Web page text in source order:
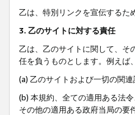
乙は、特別リンクを宣伝するた
3. 乙のサイトに対する責任
乙は、乙のサイトに関して、そ
任を負うものとします。例えば
(a) 乙のサイトおよび一切の関連
(b) 本規約、全ての適用ある法
その他の適用ある政府当局の要